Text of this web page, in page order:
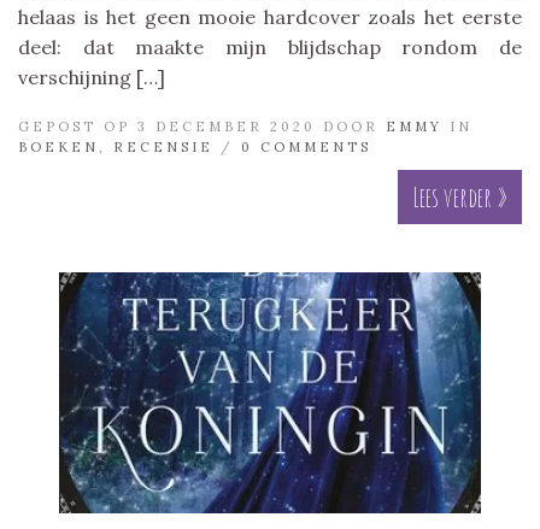
helaas is het geen mooie hardcover zoals het eerste
deel: dat maakte mijn blijdschap rondom de
verschijning […]
GEPOST OP 3 DECEMBER 2020 DOOR EMMY
IN
BOEKEN
RECENSIE / 0 COMMENTS
Lees verder »